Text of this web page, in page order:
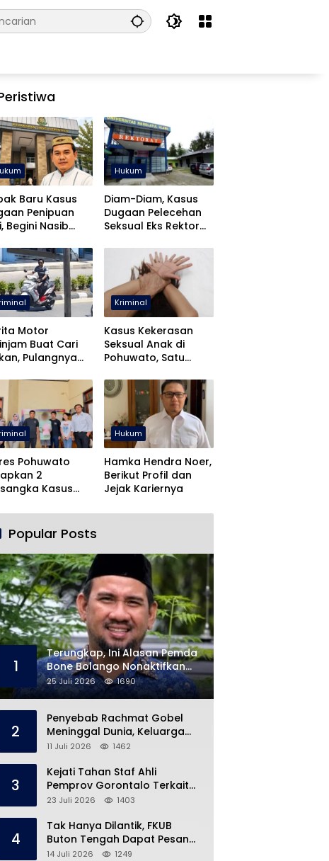
Baru Kasus
Penipuan
Begini Nasib
Hukum
Diam-Diam, Kasus
Dugaan Pelecehan
Seksual Eks Rektor
Motor
Buat Cari
Pulangnya
Kriminal
Kasus Kekerasan
Seksual Anak di
Pohuwato, Satu
Pohuwato
2
Kasus
Pencabulan
Hukum
Hamka Hendra Noer,
Berikut Profil dan
Jejak Kariernya
Popular Posts
1
Terungkap, Ini Alasan Pemda
Bone Bolango Nonaktifkan
Kades Toto Utara
25 Juli 2026 1690
2
Penyebab Rachmat Gobel
Meninggal Dunia, Keluarga
Ungkap Kondisi Terakhir
11 Juli 2026 1462
3
Kejati Tahan Staf Ahli
Pemprov Gorontalo Terkait
Dugaan Korupsi Rp5 Miliar
23 Juli 2026 1403
4
Tak Hanya Dilantik, FKUB
Buton Tengah Dapat Pesan
Khusus dari Bupati Azhari
14 Juli 2026 1249